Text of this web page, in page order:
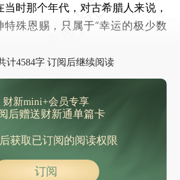
当时那个年代，对古希腊人来说，
殊恩赐，只属于“幸运的极少数
计4584字 订阅后继续阅读
财新mini+会员专享
后赠送财新通单篇卡
获取已订阅的阅读权限
订阅